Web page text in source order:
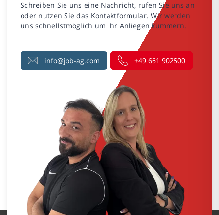
Schreiben Sie uns eine Nachricht, rufen Sie uns an
oder nutzen Sie das Kontaktformular. Wir werden
uns schnellstmöglich um Ihr Anliegen kümmern.
info@job-ag.com +49 661 902500